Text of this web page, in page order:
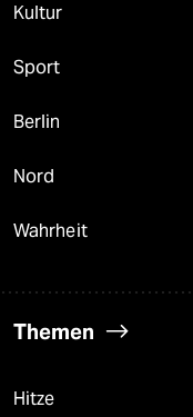
Kultur
Sport
Berlin
Nord
Wahrheit
Themen
Hitze